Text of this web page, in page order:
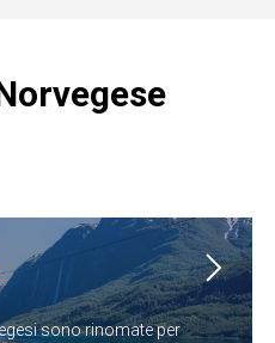
sono rinomate per